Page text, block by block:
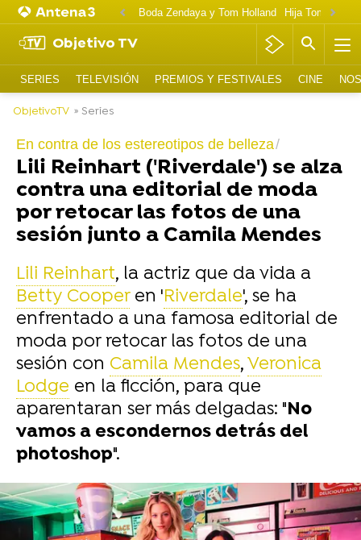
Boda Zendaya y Tom Holland Hija Tom
Objetivo TV
SERIES TELEVISIÓN PREMIOS Y FESTIVALES CINE
ObjetivoTV » Series
En contra de los estereotipos de belleza
Lili Reinhart ('Riverdale') se alza
contra una editorial de moda
por retocar las fotos de una
sesión junto a Camila Mendes
Lili Reinhart, la actriz que da vida a
Betty Cooperen 'Riverdale', se ha
enfrentado a una famosa editorial de
moda por retocar las fotos de una
sesión con Camila Mendes,Veronica
Lodge en la ficción, para que
aparentaran ser más delgadas: "No
vamos a escondernos detrás del
photoshop".
-